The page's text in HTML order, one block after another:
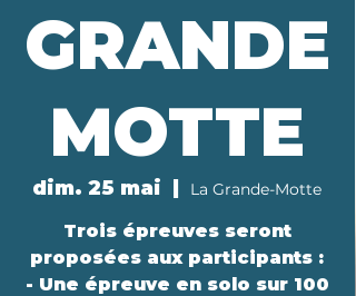
GRANDE
MOTTE
dim. 25 mai La Grande-Motte
Trois épreuves seront
proposées aux participants :
- Une épreuve en solo sur 100